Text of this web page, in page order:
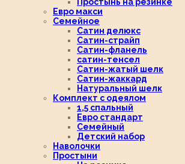
Евро макси
Семейное
Сатин делюкс
Сатин-страйп
Сатин-фланель
сатин-тенсел
Сатин-жатый шелк
Сатин-жаккард
Натуральный шелк
Комплект с одеялом
1,5 спальный
Евро стандарт
Семейный
Детский набор
Наволочки
Простыни